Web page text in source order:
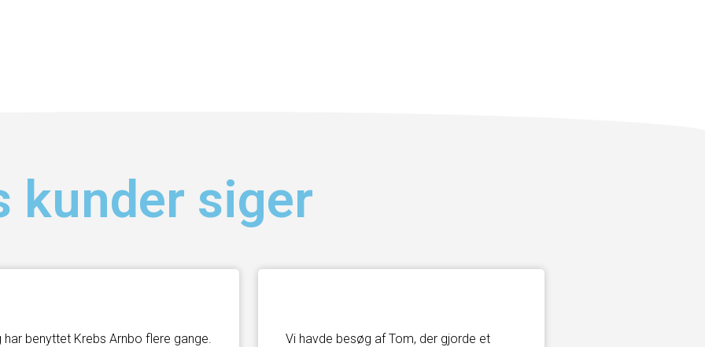
kunder siger
har benyttet Krebs Arnbo flere gange.
Vi havde besøg af Tom, der gjorde et